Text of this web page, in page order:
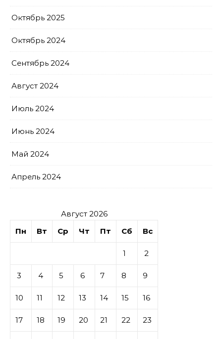
Октябрь 2025
Октябрь 2024
Сентябрь 2024
Август 2024
Июль 2024
Июнь 2024
Май 2024
Апрель 2024
Август 2026
Пн
Вт Ср Чт Пт Сб Вс
1 2
3 4 5 6 7 8 9
10 11 12 13 14 15 16
17 18 19 20 21 22 23